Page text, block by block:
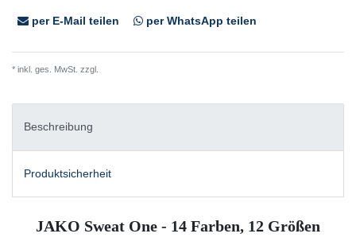
per E-Mail teilen per WhatsApp teilen
* inkl. ges. MwSt. zzgl.
Beschreibung
Produktsicherheit
JAKO Sweat One - 14 Farben, 12 Größen